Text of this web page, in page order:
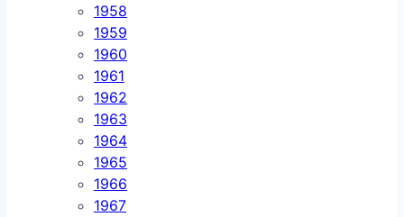
1958
1959
1960
1961
1962
1963
1964
1965
1966
1967